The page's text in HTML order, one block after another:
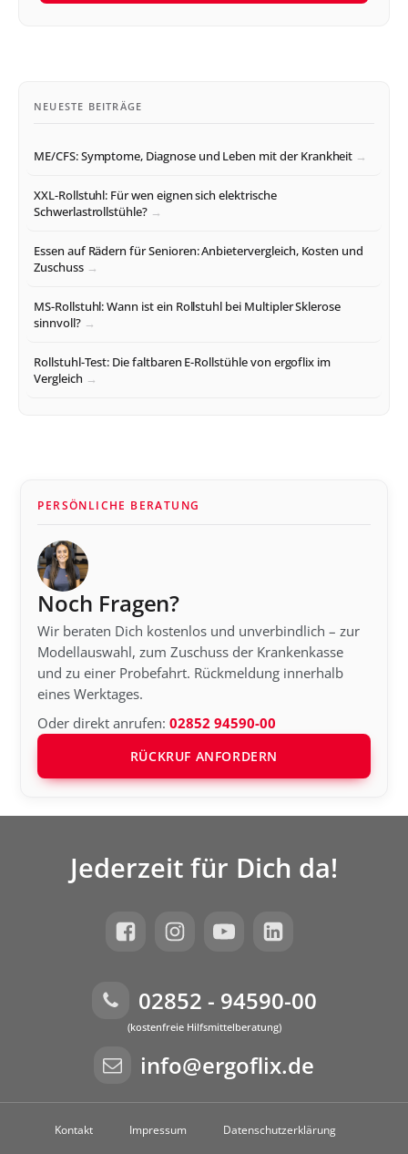
NEUESTE BEITRÄGE
ME/CFS: Symptome, Diagnose und Leben mit der Krankheit
XXL-Rollstuhl: Für wen eignen sich elektrische
Schwerlastrollstühle?
Essen auf Rädern für Senioren: Anbietervergleich, Kosten und
Zuschuss
MS-Rollstuhl: Wann ist ein Rollstuhl bei Multipler Sklerose
sinnvoll?
Rollstuhl-Test: Die faltbaren E-Rollstühle von ergoflix im
Vergleich
PERSÖNLICHE BERATUNG
Noch Fragen?
Wir beraten Dich kostenlos und unverbindlich – zur
Modellauswahl, zum Zuschuss der Krankenkasse
und zu einer Probefahrt. Rückmeldung innerhalb
eines Werktages.
Oder direkt anrufen:02852 94590-00
RÜCKRUF ANFORDERN
Jederzeit für Dich da!
02852 - 94590-00
(kostenfreie Hilfsmittelberatung)
info@ergoflix.de
Kontakt Impressum Datenschutzerklärung